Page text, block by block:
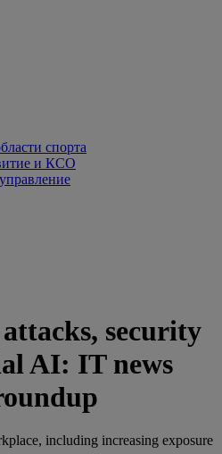
спорта
и КСО
security
AI: IT news
including increasing exposure